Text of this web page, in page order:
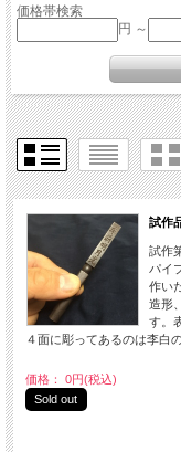
価格帯検索
円 ～
試作
試作
パイ
作い
造形
す。
４面に彫ってあるのは李白
価格： 0円(税込)
Sold out